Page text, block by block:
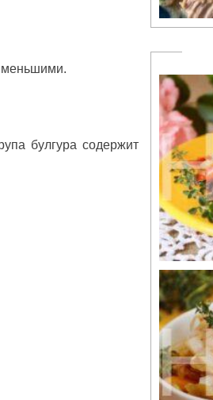
меньшими.
булгура содержит